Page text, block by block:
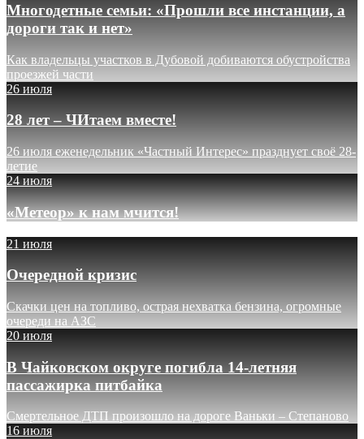
Многодетные семьи: «Прошли все инстанции, а
дороги так и нет»
Как владельцы участков в Дубовой добиваются обустройства
проезжей части
26 июля
28 лет – ЧИтаем вместе!
26 июля еженедельник «Частный Интерес» празднует своё 28-
летие
24 июля
«Метеор» к нам мчится!
21 июля
Очередной кризис
Скачки цен на топливо, острая нехватка бензина, огромные
очереди на АЗС
20 июля
В Чайковском округе погибла 14-летняя
пассажирка питбайка
Смертельное ДТП произошло на дороге Ваньки – Степаново
16 июля